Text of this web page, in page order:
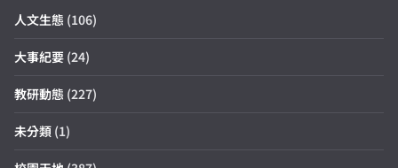
人文生態 (106)
大事紀要 (24)
教研動態 (227)
未分類 (1)